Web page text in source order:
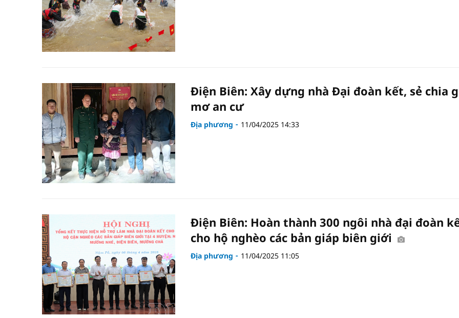
Điện Biên: Xây dựng nhà Đại đoàn kết, sẻ chia
mơ an cư
Địa phương 11/04/2025 14:33
Điện Biên: Hoàn thành 300 ngôi nhà đại đoàn
cho hộ nghèo các bản giáp biên giới
Địa phương 11/04/2025 11:05